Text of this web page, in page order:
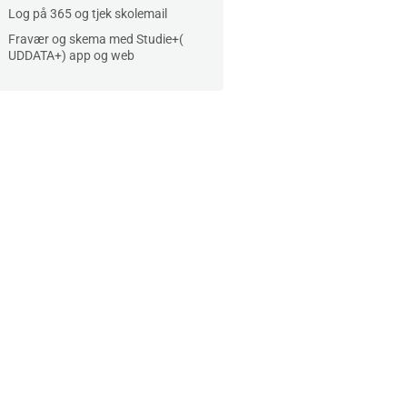
Log på 365 og tjek skolemail
Fravær og skema med Studie+(
UDDATA+) app og web